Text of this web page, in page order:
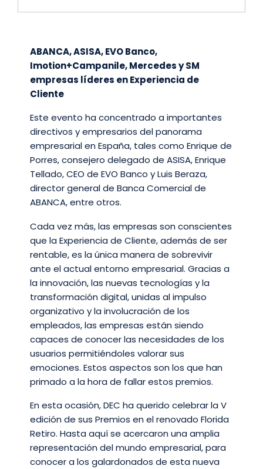
ABANCA, ASISA, EVO Banco,
Imotion+Campanile, Mercedes y SM
empresas líderes en Experiencia de
Cliente
Este evento ha concentrado a importantes
directivos y empresarios del panorama
empresarial en España, tales como Enrique de
Porres, consejero delegado de ASISA, Enrique
Tellado, CEO de EVO Banco y Luis Beraza,
director general de Banca Comercial de
ABANCA, entre otros.
Cada vez más, las empresas son conscientes
que la Experiencia de Cliente, además de ser
rentable, es la única manera de sobrevivir
ante el actual entorno empresarial. Gracias a
la innovación, las nuevas tecnologías y la
transformación digital, unidas al impulso
organizativo y la involucración de los
empleados, las empresas están siendo
capaces de conocer las necesidades de los
usuarios permitiéndoles valorar sus
emociones. Estos aspectos son los que han
primado a la hora de fallar estos premios.
En esta ocasión, DEC ha querido celebrar la V
edición de sus Premios en el renovado Florida
Retiro. Hasta aquí se acercaron una amplia
representación del mundo empresarial, para
conocer a los galardonados de esta nueva